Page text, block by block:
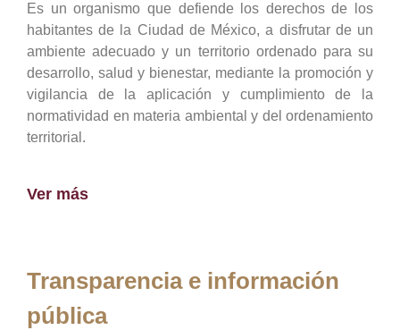
Es un organismo que defiende los derechos de los
habitantes de la Ciudad de México, a disfrutar de un
ambiente adecuado y un territorio ordenado para su
desarrollo, salud y bienestar, mediante la promoción y
vigilancia de la aplicación y cumplimiento de la
normatividad en materia ambiental y del ordenamiento
territorial.
Ver más
Transparencia e información
pública